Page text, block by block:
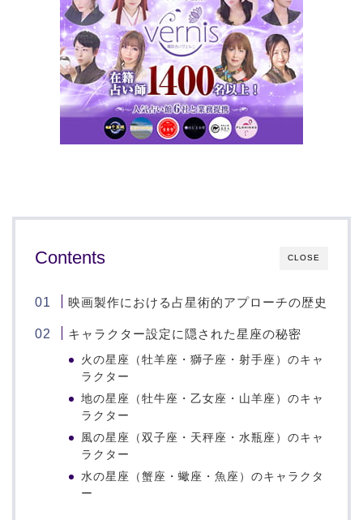
CLOSE
Contents
映画製作における占星術的アプローチの歴史
キャラクター設定に隠された星座の秘密
火の星座（牡羊座・獅子座・射手座）のキャ
ラクター
地の星座（牡牛座・乙女座・山羊座）のキャ
ラクター
風の星座（双子座・天秤座・水瓶座）のキャ
ラクター
水の星座（蟹座・蠍座・魚座）のキャラクタ
ー